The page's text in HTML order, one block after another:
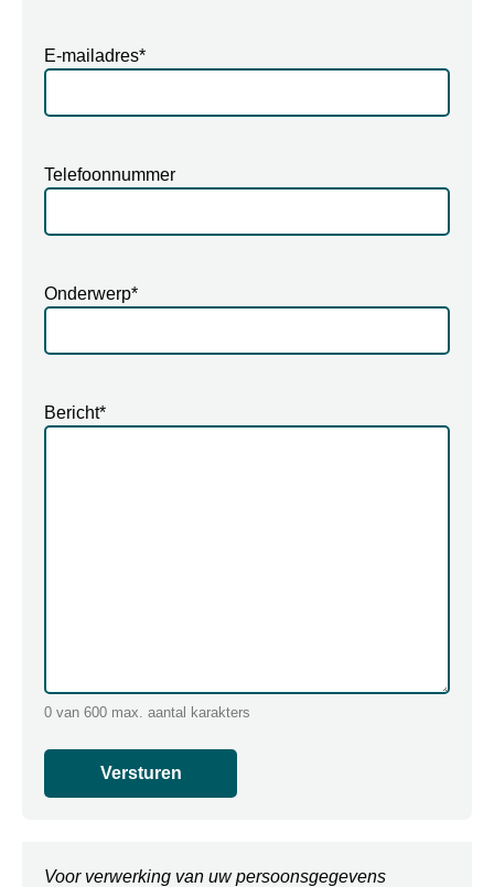
E-mailadres*
Telefoonnummer
Onderwerp*
Bericht*
0 van 600 max. aantal karakters
Voor verwerking van uw persoonsgegevens